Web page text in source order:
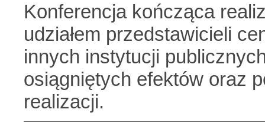
Konferencja kończąca
udziałem przedstawicieli
innych instytucji
osiągniętych efektów oraz
realizacji.